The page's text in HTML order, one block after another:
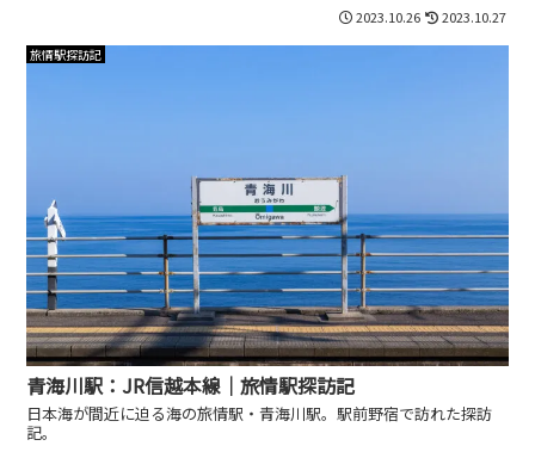
2023.10.26 2023.10.27
旅情駅探訪記
青海川駅：JR信越本線｜旅情駅探訪記
日本海が間近に迫る海の旅情駅・青海川駅。駅前野宿で訪れた探訪
記。